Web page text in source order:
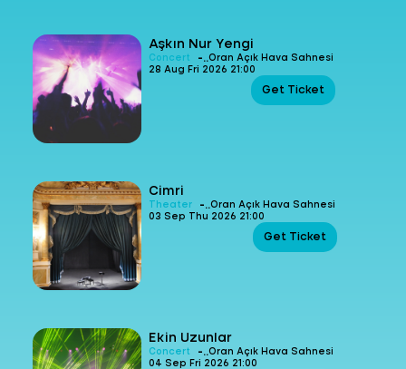
Aşkın Nur Yengi
Concert -Oran Açık Hava Sahnesi
28 Aug Fri 2026 21:00
Get Ticket
Cimri
Theater -Oran Açık Hava Sahnesi
03 Sep Thu 2026 21:00
Get Ticket
Ekin Uzunlar
Concert -Oran Açık Hava Sahnesi
04 Sep Fri 2026 21:00